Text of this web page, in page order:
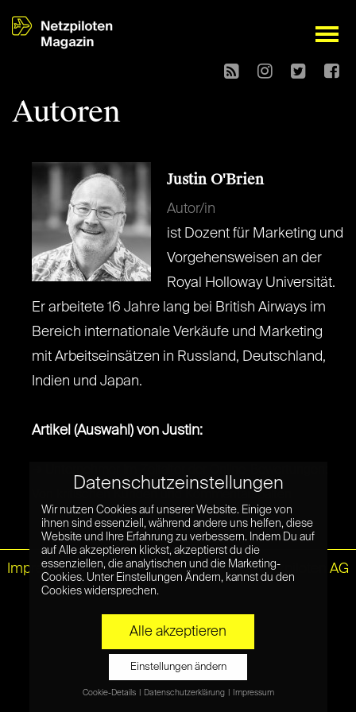
open
Autoren
Justin O'Brien
Autor/in
ist Dozent für Marketing und
Vorgehensweisen an der
Royal Holloway Universität.
Er arbeitete 16 Jahre lang bei British Airways im
Bereich internationale Verkäufe und Marketing
mit Arbeitseinsätzen in Russland, Deutschland,
Indien und Japan.
Artikel (Auswahl) von Justin:
Von kritischen Kunden und Kommentarspalten
Impressum|Datenschutz © Netzpiloten AG
Datenschutzeinstellungen
Wir nutzen Cookies auf unserer Website. Einige von
ihnen sind essenziell, während andere uns helfen, diese
Website und Ihre Erfahrung zu verbessern. Indem Du auf
auf Alle akzeptieren klickst, akzeptierst du die
essenziellen, die analytischen und die Marketing-
Cookies. Unter Einstellungen Ändern, kannst du den
Cookies widersprechen.
Alle akzeptieren
Einstellungen ändern
Cookie-Details Datenschutzerklärung Impressum